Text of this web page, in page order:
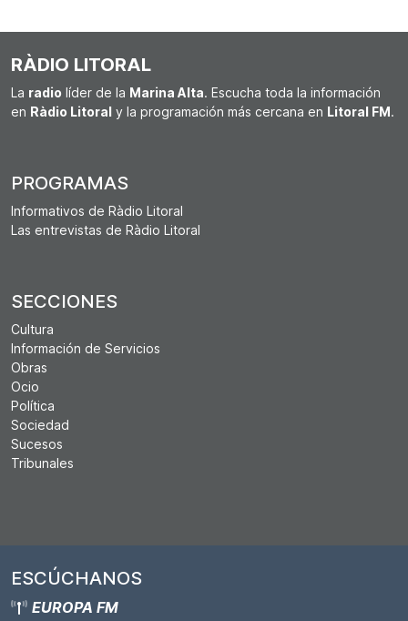
RÀDIO LITORAL
La radio líder de la Marina Alta. Escucha toda la información
en Ràdio Litoral y la programación más cercana en Litoral FM.
PROGRAMAS
Informativos de Ràdio Litoral
Las entrevistas de Ràdio Litoral
SECCIONES
Cultura
Información de Servicios
Obras
Ocio
Política
Sociedad
Sucesos
Tribunales
ESCÚCHANOS
EUROPA FM